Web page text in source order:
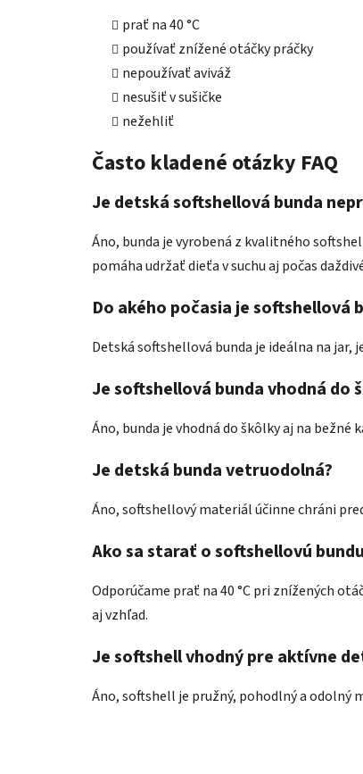
prať na 40 °C
používať znížené otáčky práčky
nepoužívať aviváž
nesušiť v sušičke
nežehliť
Často kladené otázky FAQ
Je detská softshellová bunda
Áno, bunda je vyrobená z kvalitného
pomáha udržať dieťa v suchu aj počas
Do akého počasia je softshellová
Detská softshellová bunda je ideálna na jar,
Je softshellová bunda vhodná do
Áno, bunda je vhodná do škôlky aj na
Je detská bunda vetruodolná?
Áno, softshellový materiál účinne chráni
Ako sa starať o softshellovú
Odporúčame prať na 40 °C pri znížených
aj vzhľad.
Je softshell vhodný pre aktívne
Áno, softshell je pružný, pohodlný a odolný